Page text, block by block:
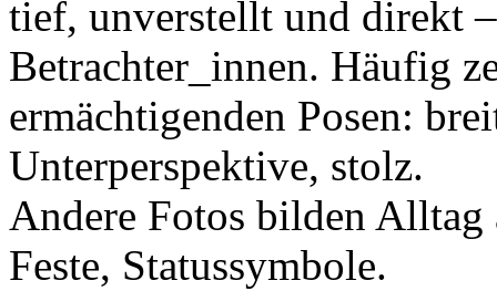
tief, unverstellt und direkt
Betrachter_innen. Häufig
ermächtigenden Posen:
Unterperspektive, stolz.
Andere Fotos bilden
Feste, Statussymbole.